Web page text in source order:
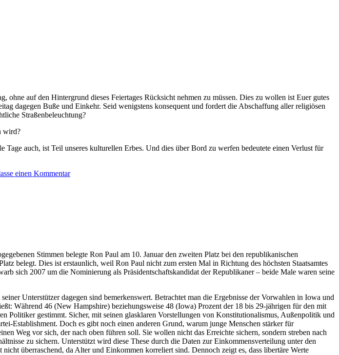
auf den Hintergrund dieses Feiertages Rücksicht nehmen zu müssen. Dies zu wollen ist Euer gutes
dagegen Buße und Einkehr. Seid wenigstens konsequent und fordert die Abschaffung aller religiösen
Straßenbeleuchtung?
wird?
auch, ist Teil unseres kulturellen Erbes. Und dies über Bord zu werfen bedeutete einen Verlust für
einen Kommentar
Stimmen belegte Ron Paul am 10. Januar den zweiten Platz bei den republikanischen
belegt. Dies ist erstaunlich, weil Ron Paul nicht zum ersten Mal in Richtung des höchsten Staatsamtes
sich 2007 um die Nominierung als Präsidentschaftskandidat der Republikaner – beide Male waren seine
Unterstützer dagegen sind bemerkenswert. Betrachtet man die Ergebnisse der Vorwahlen in Iowa und
Während 46 (New Hampshire) beziehungsweise 48 (Iowa) Prozent der 18 bis 29-jährigen für den mit
Politiker gestimmt. Sicher, mit seinen glasklaren Vorstellungen von Konstitutionalismus, Außenpolitik und
Establishment. Doch es gibt noch einen anderen Grund, warum junge Menschen stärker für
Weg vor sich, der nach oben führen soll. Sie wollen nicht das Erreichte sichern, sondern streben nach
zu sichern. Unterstützt wird diese These durch die Daten zur Einkommensverteilung unter den
überraschend, da Alter und Einkommen korreliert sind. Dennoch zeigt es, dass libertäre Werte